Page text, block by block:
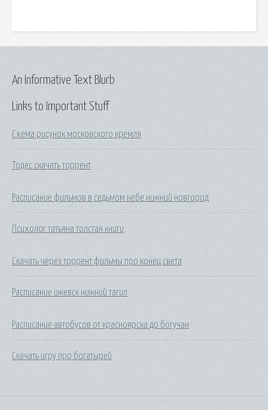
Links to Important Stuff
Схема рисунок московского кремля
Тодес скачать торрент
Расписание фильмов в седьмом небе нижний новгород
Психолог татьяна толстая книги
Скачать через торрент фильмы про конец света
Расписание ижевск нижний тагил
Расписание автобусов от красноярска до богучан
Скачать игру про богатырей
An Informative Text Blurb